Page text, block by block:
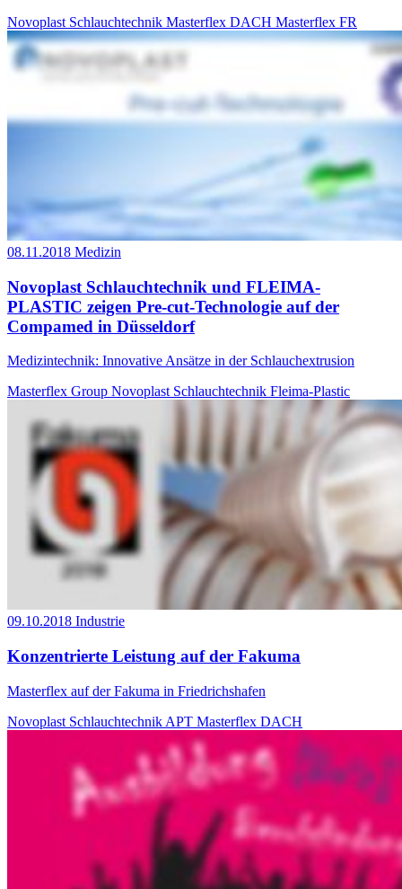
Novoplast Schlauchtechnik Masterflex DACH Masterflex FR
08.11.2018 Medizin
Novoplast Schlauchtechnik und FLEIMA-
PLASTIC zeigen Pre-cut-Technologie auf der
Compamed in Düsseldorf
Medizintechnik: Innovative Ansätze in der Schlauchextrusion
Masterflex Group Novoplast Schlauchtechnik Fleima-Plastic
09.10.2018 Industrie
Konzentrierte Leistung auf der Fakuma
Masterflex auf der Fakuma in Friedrichshafen
Novoplast Schlauchtechnik APT Masterflex DACH